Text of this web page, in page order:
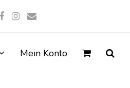
Facebook
Instagram
E-
Mein Konto